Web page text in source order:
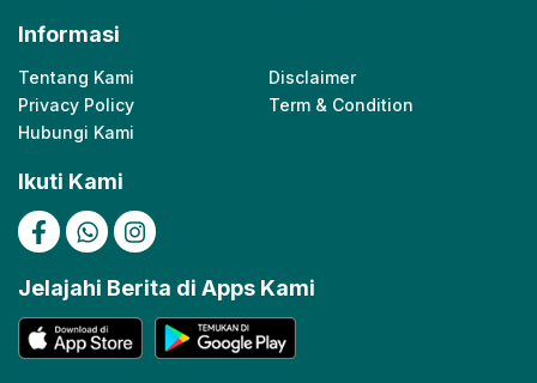
Informasi
Tentang Kami
Disclaimer
Privacy Policy
Term & Condition
Hubungi Kami
Ikuti Kami
Jelajahi Berita di Apps Kami